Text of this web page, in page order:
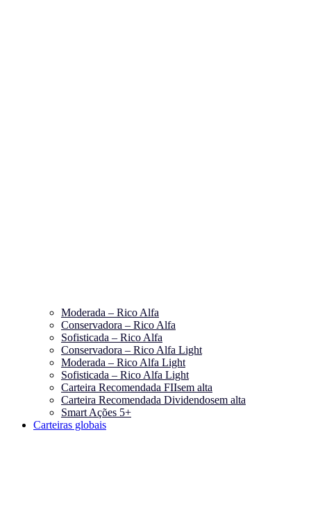
Moderada – Rico Alfa
Conservadora – Rico Alfa
Sofisticada – Rico Alfa
Conservadora – Rico Alfa Light
Moderada – Rico Alfa Light
Sofisticada – Rico Alfa Light
Carteira Recomendada FIIsem alta
Carteira Recomendada Dividendosem alta
Smart Ações 5+
Carteiras globais